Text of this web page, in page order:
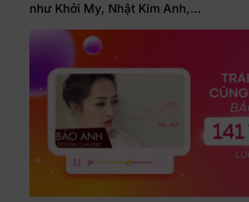
như Khởi My, Nhật Kim Anh,…